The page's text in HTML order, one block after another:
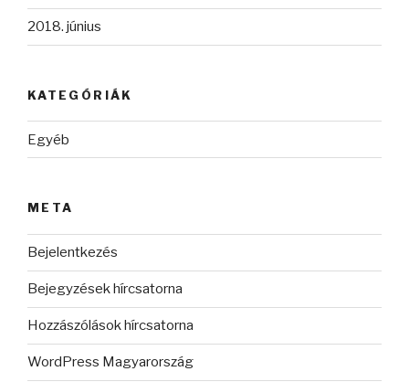
2018. június
KATEGÓRIÁK
Egyéb
META
Bejelentkezés
Bejegyzések hírcsatorna
Hozzászólások hírcsatorna
WordPress Magyarország